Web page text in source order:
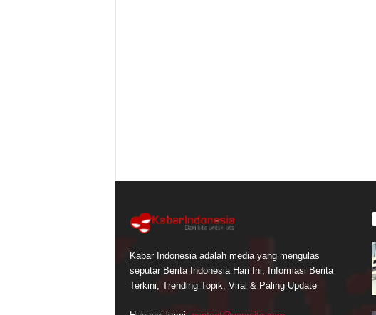
Kabar Indonesia adalah media yang mengulas
seputar Berita Indonesia Hari Ini, Informasi Berita
Terkini, Trending Topik, Viral & Paling Update